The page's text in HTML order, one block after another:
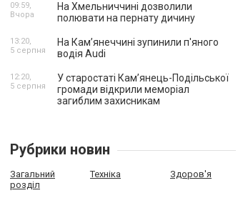
На Хмельниччині дозволили
полювати на пернату дичину
09:59,
Вчора
На Камʼянеччині зупинили п'яного
водія Audi
13:20,
5 серпня
У старостаті Кам’янець-Подільської
громади відкрили меморіал
загиблим захисникам
12:20,
5 серпня
Рубрики новин
Загальний
розділ
Техніка Здоров'я